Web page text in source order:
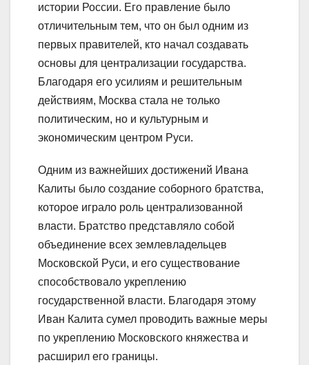
истории России. Его правление было
отличительным тем, что он был одним из
первых правителей, кто начал создавать
основы для централизации государства.
Благодаря его усилиям и решительным
действиям, Москва стала не только
политическим, но и культурным и
экономическим центром Руси.
Одним из важнейших достижений Ивана
Калиты было создание соборного братства,
которое играло роль централизованной
власти. Братство представляло собой
объединение всех землевладельцев
Московской Руси, и его существование
способствовало укреплению
государственной власти. Благодаря этому
Иван Калита сумел проводить важные меры
по укреплению Московского княжества и
расширил его границы.